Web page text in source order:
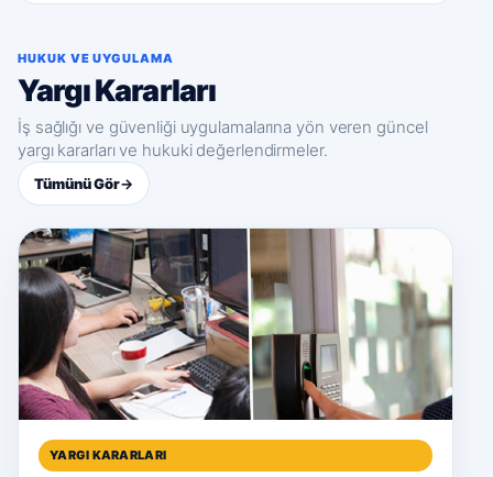
HUKUK VE UYGULAMA
Yargı Kararları
İş sağlığı ve güvenliği uygulamalarına yön veren güncel
yargı kararları ve hukuki değerlendirmeler.
Tümünü Gör→
YARGI KARARLARI